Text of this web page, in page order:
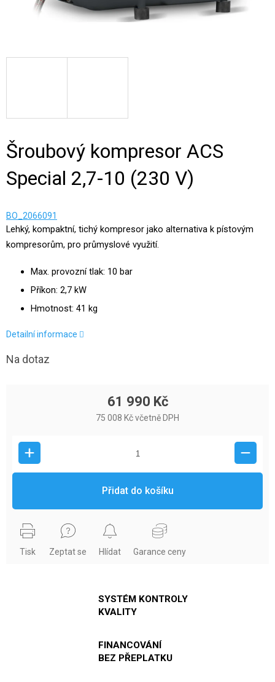
Šroubový kompresor ACS
Special 2,7-10 (230 V)
BO_2066091
Lehký, kompaktní, tichý kompresor jako alternativa k pístovým
kompresorům, pro průmyslové využití.
Max. provozní tlak: 10 bar
Příkon: 2,7 kW
Hmotnost: 41 kg
Detailní informace
Na dotaz
61 990 Kč
75 008 Kč včetně DPH
Přidat do košíku
Tisk Zeptat se Hlídat Garance ceny
SYSTÉM KONTROLY
KVALITY
FINANCOVÁNÍ
BEZ PŘEPLATKU